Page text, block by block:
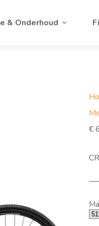
& Onderhoud
€